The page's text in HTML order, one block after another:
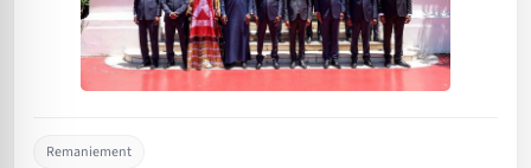
Remaniement